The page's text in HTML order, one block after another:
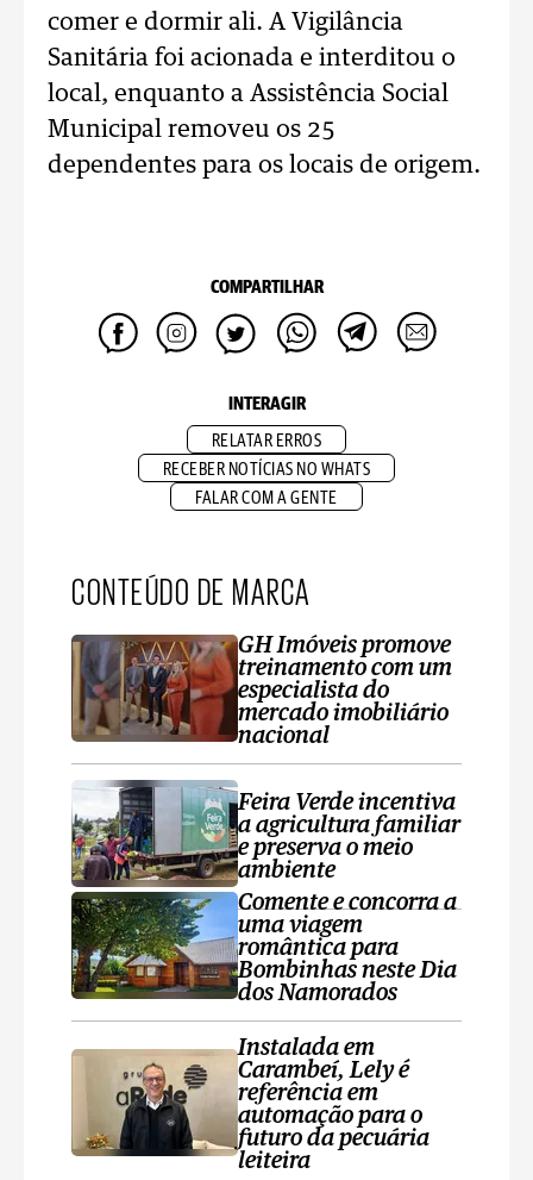
comer e dormir ali. A Vigilância
Sanitária foi acionada e interditou o
local, enquanto a Assistência Social
Municipal removeu os 25
dependentes para os locais de origem.
COMPARTILHAR
INTERAGIR
RELATAR ERROS
RECEBER NOTÍCIAS NO WHATS
FALAR COM A GENTE
CONTEÚDO DE MARCA
GH Imóveis promove
treinamento com um
especialista do
mercado imobiliário
nacional
Feira Verde incentiva
a agricultura familiar
e preserva o meio
ambiente
Comente e concorra a
uma viagem
romântica para
Bombinhas neste Dia
dos Namorados
Instalada em
Carambeí, Lely é
referência em
automação para o
futuro da pecuária
leiteira